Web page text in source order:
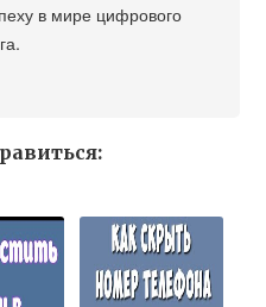
в мире цифрового